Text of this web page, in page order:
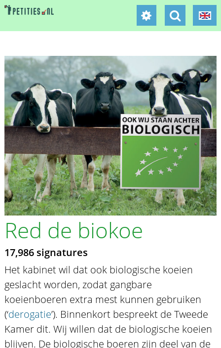
Red de biokoe
17,986 signatures
Het kabinet wil dat ook biologische koeien
geslacht worden, zodat gangbare
koeienboeren extra mest kunnen gebruiken
(‘derogatie’). Binnenkort bespreekt de Tweede
Kamer dit. Wij willen dat de biologische koeien
blijven. De biologische boeren zijn deel van de